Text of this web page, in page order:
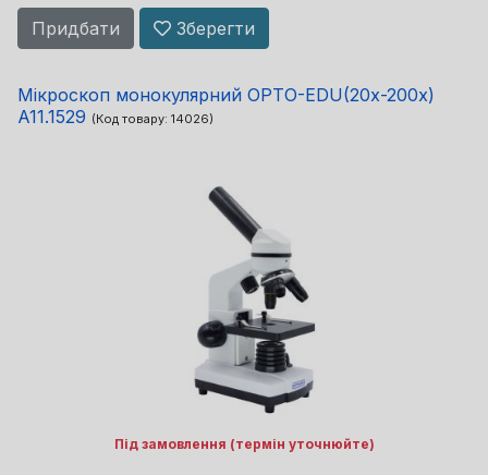
Придбати Зберегти
Мікроскоп монокулярний OPTO-EDU(20x-200x)
A11.1529 (Код товару: 14026)
Під замовлення (термін уточнюйте)